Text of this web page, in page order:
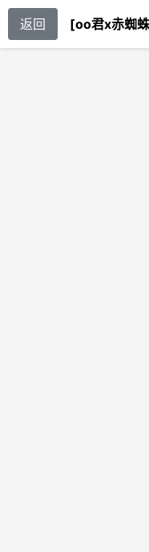
返回 [oo君x赤蜘